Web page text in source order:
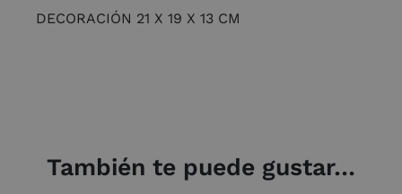
DECORACIÓN 21 X 19 X 13 CM
También te puede gustar…